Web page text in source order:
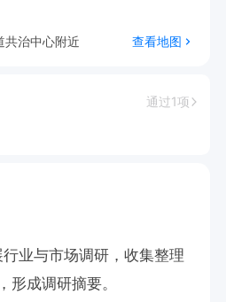
共治中心附近
查看地图
通过1项
业与市场调研，收集整理
形成调研摘要。